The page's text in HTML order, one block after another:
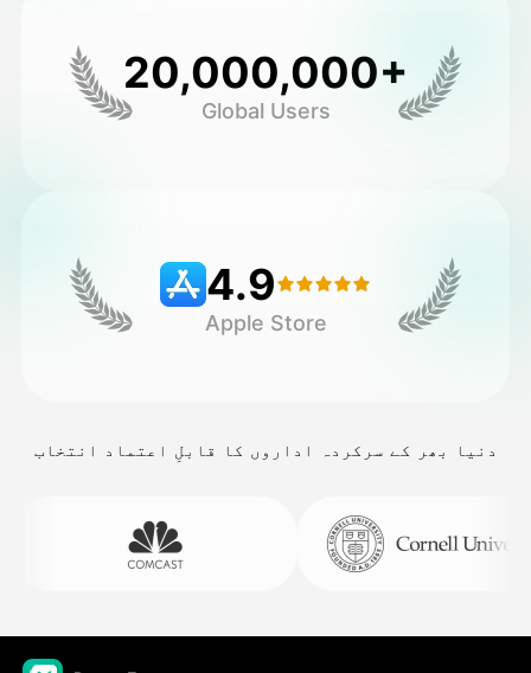
20,000,000+
Global Users
4.9
Apple Store
دنیا بھر کے سرکردہ اداروں کا قابلِ اعتماد انتخاب